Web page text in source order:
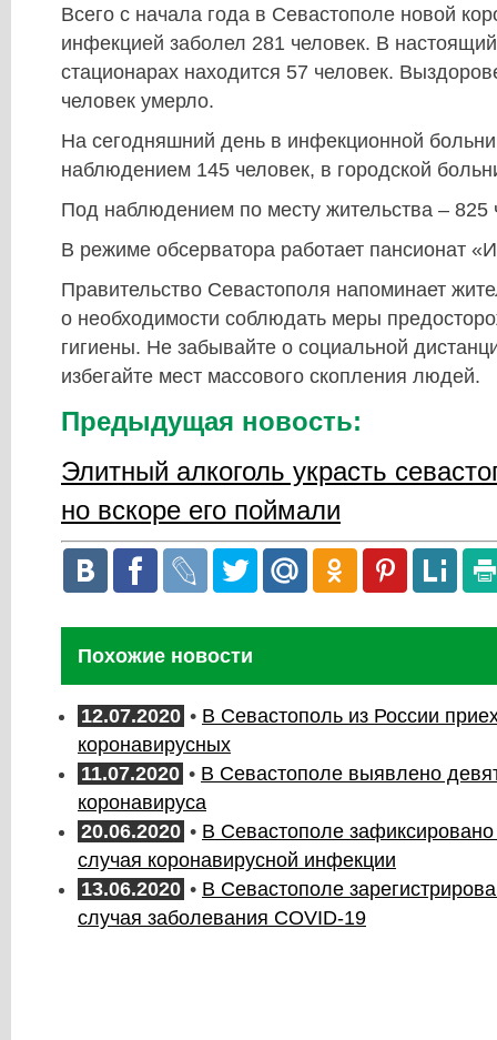
Всего с начала года в Севастополе новой
инфекцией заболел 281 человек. В
стационарах находится 57 человек.
человек умерло.
На сегодняшний день в инфекционной
наблюдением 145 человек, в городской
Под наблюдением по месту жительства – 825
В режиме обсерватора работает пансионат
Правительство Севастополя напоминает
о необходимости соблюдать меры
гигиены. Не забывайте о социальной
избегайте мест массового скопления людей.
Предыдущая новость:
Элитный алкоголь украсть
но вскоре его поймали
Похожие новости
12.07.2020 • В Севастополь из России
коронавирусных
11.07.2020 • В Севастополе выявлено
коронавируса
20.06.2020 • В Севастополе
случая коронавирусной инфекции
13.06.2020 • В Севастополе
случая заболевания COVID-19